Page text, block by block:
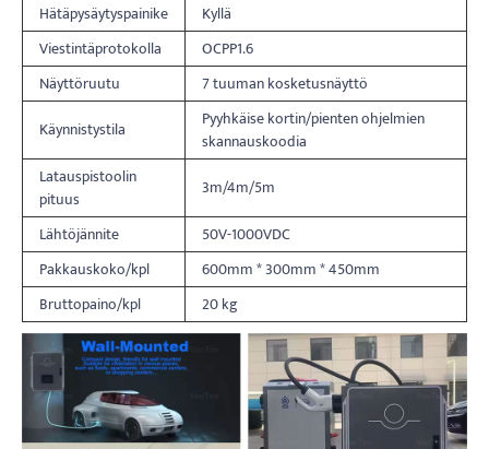
Hätäpysäytyspainike
Kyllä
Viestintäprotokolla
OCPP1.6
Näyttöruutu
7 tuuman kosketusnäyttö
Käynnistystila
Pyyhkäise kortin/pienten ohjelmien
skannauskoodia
Latauspistoolin
pituus
3m/4m/5m
Lähtöjännite
50V-1000VDC
Pakkauskoko/kpl
600mm * 300mm * 450mm
Bruttopaino/kpl
20 kg